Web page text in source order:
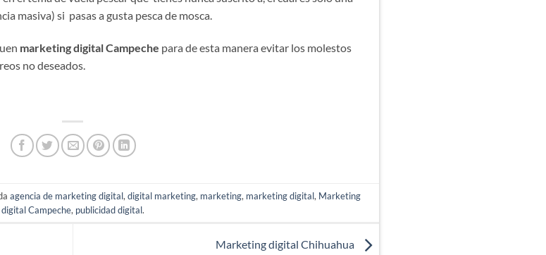
masiva) si pasas a gusta pesca de mosca.
marketing digital Campeche para de esta manera evitar los molestos
no deseados.
agencia de marketing digital, digital marketing, marketing, marketing digital, Marketing
digital Campeche, publicidad digital.
Marketing digital Chihuahua